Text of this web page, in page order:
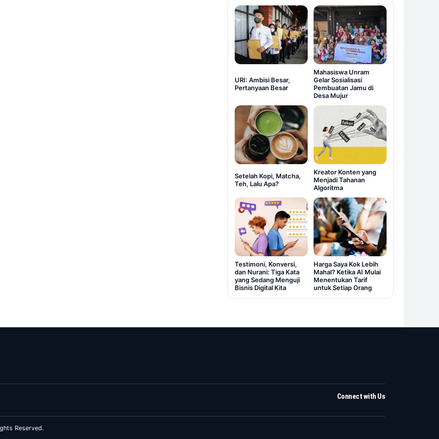
URI: Ambisi Besar,
Pertanyaan Besar
Mahasiswa Unram
Gelar Sosialisasi
Pembuatan Jamu di
Desa Mujur
Setelah Kopi, Matcha,
Teh, Lalu Apa?
Kreator Konten yang
Menjadi Tahanan
Algoritma
Testimoni, Konversi,
dan Nurani: Tiga Kata
yang Sedang Menguji
Bisnis Digital Kita
Harga Saya Kok Lebih
Mahal? Ketika AI Mulai
Menentukan Tarif
untuk Setiap Orang
Connect with Us
Reserved.